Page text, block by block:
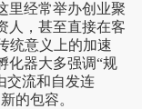
里经常举办创业聚
人，甚至直接在客
统意义上的加速
化器大多强调“规
交流和自发连
的包容。